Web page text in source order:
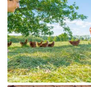

Agrandir la photo